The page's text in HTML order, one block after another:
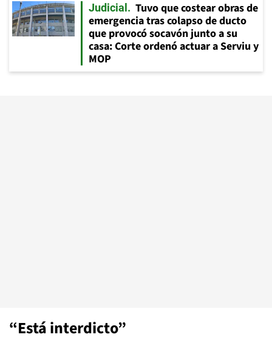
Judicial
Tuvo que costear obras de
emergencia tras colapso de ducto
que provocó socavón junto a su
casa: Corte ordenó actuar a Serviu y
MOP
“Está interdicto”